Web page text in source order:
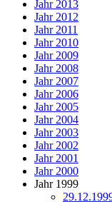
Jahr 2013
Jahr 2012
Jahr 2011
Jahr 2010
Jahr 2009
Jahr 2008
Jahr 2007
Jahr 2006
Jahr 2005
Jahr 2004
Jahr 2003
Jahr 2002
Jahr 2001
Jahr 2000
Jahr 1999